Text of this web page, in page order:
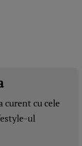
curent cu cele
ul